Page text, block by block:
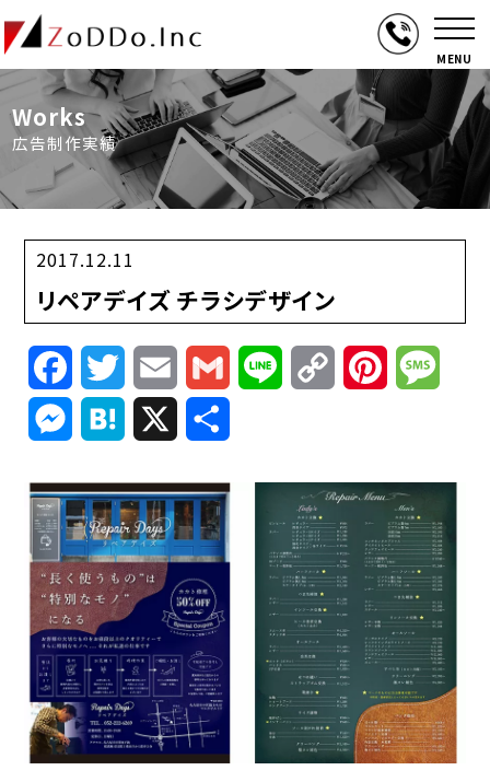
MENU
Works
広告制作実績
2017.12.11
リペアデイズ チラシデザイン
FacebookTwitterEmail Gmail Line
Copy
Link
Pinterest
Messenger
Hatena